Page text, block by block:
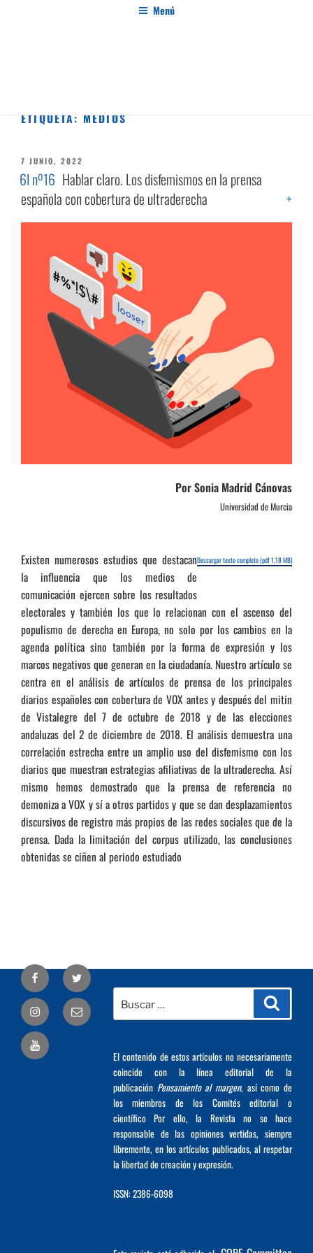
Menú
ETIQUETA: MEDIOS
PUBLICADO
EL
7 JUNIO, 2022
6I nº16 Hablar claro. Los disfemismos en la prensa
española con cobertura de ultraderecha
+
Por Sonia Madrid Cánovas
Universidad de Murcia
Descargar texto completo (pdf 1,18 MB)
Existen numerosos estudios que destacan
la influencia que los medios de
comunicación ejercen sobre los resultados
electorales y también los que lo relacionan con el ascenso del
populismo de derecha en Europa, no solo por los cambios en la
agenda política sino también por la forma de expresión y los
marcos negativos que generan en la ciudadanía. Nuestro artículo se
centra en el análisis de artículos de prensa de los principales
diarios españoles con cobertura de VOX antes y después del mitin
de Vistalegre del 7 de octubre de 2018 y de las elecciones
andaluzas del 2 de diciembre de 2018. El análisis demuestra una
correlación estrecha entre un amplio uso del disfemismo con los
diarios que muestran estrategias afiliativas de la ultraderecha. Así
mismo hemos demostrado que la prensa de referencia no
demoniza a VOX y sí a otros partidos y que se dan desplazamientos
discursivos de registro más propios de las redes sociales que de la
prensa. Dada la limitación del corpus utilizado, las conclusiones
obtenidas se ciñen al periodo estudiado
por:
El contenido de estos artículos no necesariamente
coincide con la línea editorial de la
publicación Pensamiento al margen, así como de
los miembros de los Comités editorial o
científico Por ello, la Revista no se hace
responsable de las opiniones vertidas, siempre
libremente, en los artículos publicados, al respetar
la libertad de creación y expresión.
ISSN: 2386-6098
Facebook Twitter
Correo
electrónico